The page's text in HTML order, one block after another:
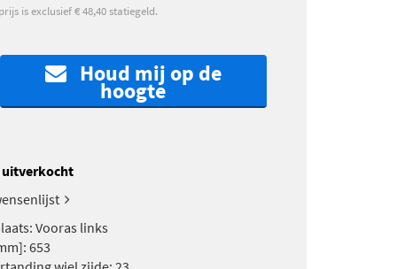
is exclusief € 48,40 statiegeld.
Houd mij op de
hoogte
Vooras links
653